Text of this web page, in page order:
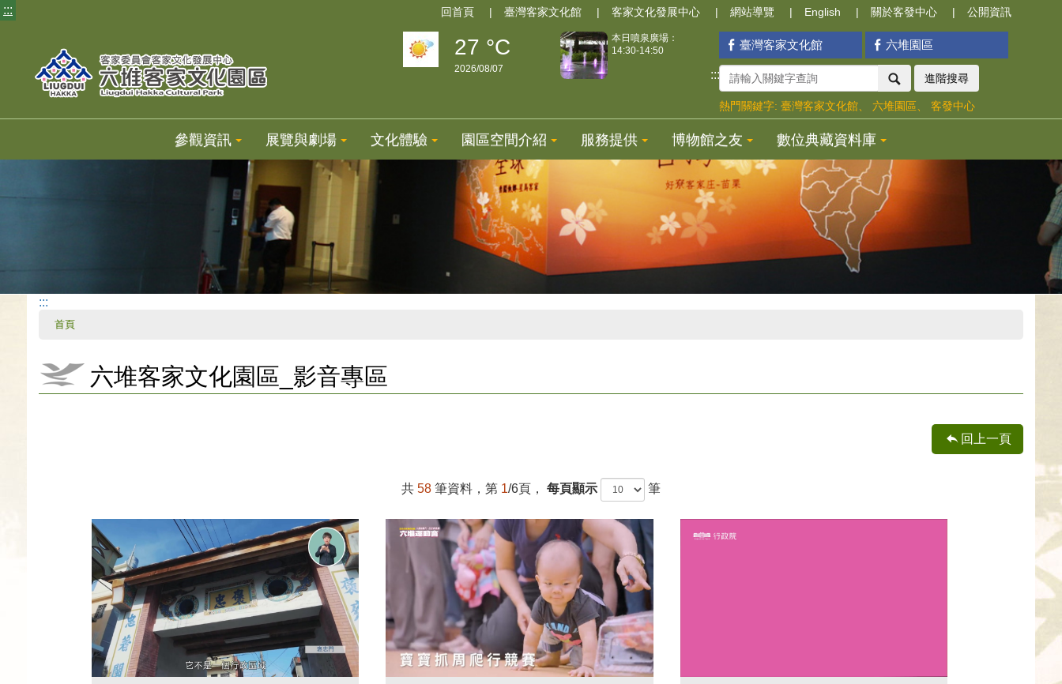
::: 回首頁 臺灣客家文化館 客家文化發展中心 網站導覽 English 關於客發中心 公開資訊
27 °C
2026/08/07
本日噴泉廣場：
14:30-14:50
臺灣客家文化館 六堆園區
::: 進階搜尋
熱門關鍵字:臺灣客家文化館 六堆園區 客發中心
參觀資訊 展覽與劇場 文化體驗 園區空間介紹 服務提供 博物館之友 數位典藏資料庫
:::
首頁
六堆客家文化園區_影音專區
回上一頁
共 58筆資料，第 1/6頁， 每頁顯示 筆